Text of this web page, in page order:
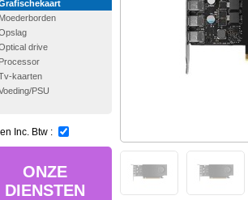
Moederborden
drive
Processor
kaarten
PSU
Inc. Btw :
ONZE
DIENSTEN